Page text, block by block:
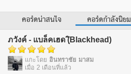
คอร์ดน่าสนใจ คอร์ดกำลังนิยม
ภวังค์ - แบล็คเฮด (ฺิBlackhead)
แกะโดย อินทราชัย มาสม
เมื่อ 2 เดือนที่แล้ว